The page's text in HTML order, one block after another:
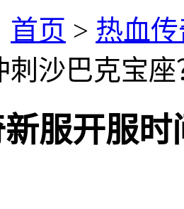
首页 > 热血
刺沙巴克宝座
服开服